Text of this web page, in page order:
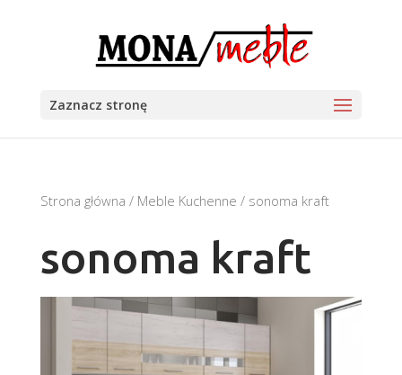
Zaznacz stronę
Strona główna / Meble Kuchenne / sonoma kraft
sonoma kraft